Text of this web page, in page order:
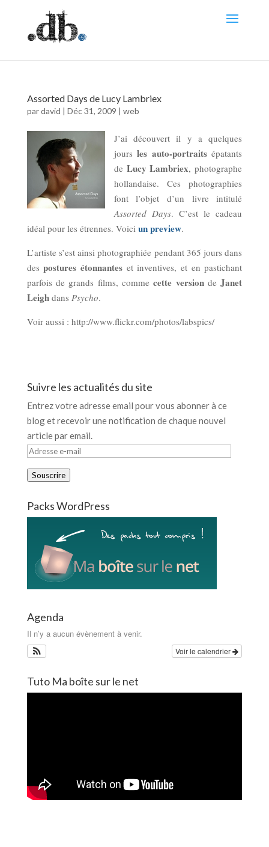
Assorted Days de Lucy Lambriex
pardavid | Déc 31, 2009 | web
J’ai découvert il y a quelques
joursles auto-portraitsépatants
de Lucy Lambriex, photographe
hollandaise. Ces photographies
font l’objet d’un livre intitulé
Assorted Days. C’est le cadeau
idéal pour les étrennes. Voici un preview.
L’artiste s’est ainsi photographiée pendant 365 jours dans
despostures étonnantes et inventives, et en pastichant
parfois de grands films, commecette versiondeJanet
Leighdans Psycho.
Voir aussi : http://www.flickr.com/photos/labspics/
Suivre les actualités du site
Entrez votre adresse email pour vous abonner à ce
blog et recevoir une notification de chaque nouvel
article par email.
Adresse
mail
Souscrire
Packs WordPress
Agenda
Il n’y a aucun évènement à venir.
Voir le calendrier
Tuto Ma boîte sur le net